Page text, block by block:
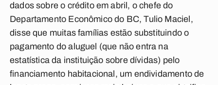
dados sobre o crédito em abril, o chefe do
Departamento Econômico do BC, Tulio Maciel,
disse que muitas famílias estão substituindo o
pagamento do aluguel (que não entra na
estatística da instituição sobre dívidas) pelo
financiamento habitacional, um endividamento de